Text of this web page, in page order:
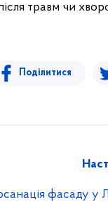
травм чи
Поділитися
фасаду у